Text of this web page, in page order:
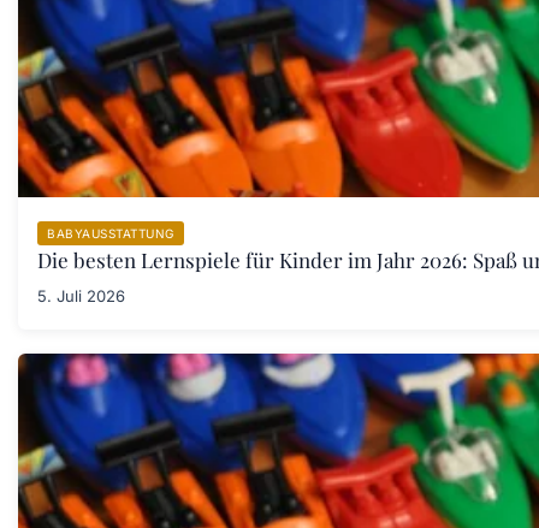
BABYAUSSTATTUNG
Die besten Lernspiele für Kinder im Jahr 2026: Spaß
5. Juli 2026